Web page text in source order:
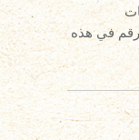
في هذه